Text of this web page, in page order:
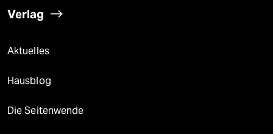
Verlag
Aktuelles
Hausblog
Die Seitenwende